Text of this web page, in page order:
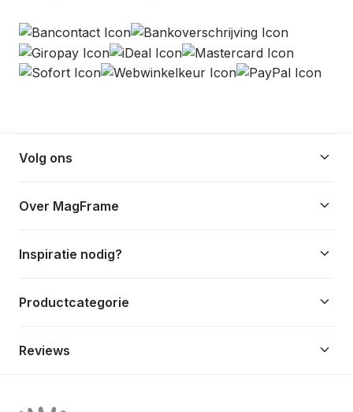
Volg ons keyboard_arrow_down
Over MagFrame keyboard_arrow_down
Inspiratie nodig? keyboard_arrow_down
Productcategorie keyboard_arrow_down
Reviews keyboard_arrow_down